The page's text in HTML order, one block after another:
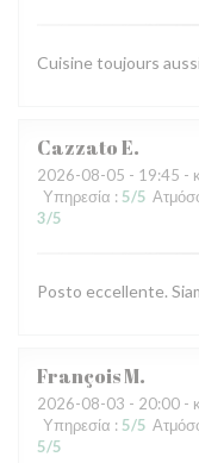
Cuisine toujours
CazzatoE
2026-08-05 - 19:45 -
Υπηρεσία : 5/5
3/5
Posto eccellente.
FrançoisM
2026-08-03 - 20:00 -
Υπηρεσία : 5/5
5/5